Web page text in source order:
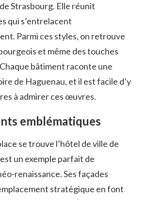
Strasbourg. Elle réunit
qui s’entrelacent
Parmi ces styles, on retrouve
et même des touches
bâtiment raconte une
de Haguenau, et il est facile d’y
à admirer ces œuvres.
emblématiques
se trouve l’hôtel de ville de
un exemple parfait de
renaissance. Ses façades
stratégique en font